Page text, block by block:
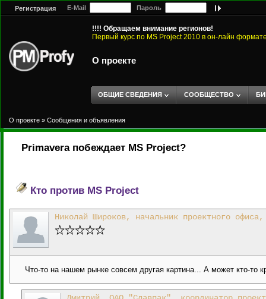
Регистрация E-Mail Пароль
!!!! Обращаем внимание регионов!
Первый курс по MS Project 2010 в он-лайн
О проекте
ОБЩИЕ СВЕДЕНИЯ СООБЩЕСТВО
О проекте » Сообщения и объявления
Primavera побеждает MS Project?
Кто против MS Project
Николай Широков, начальник проектного
Что-то на нашем рынке совсем другая картина... А может кто-